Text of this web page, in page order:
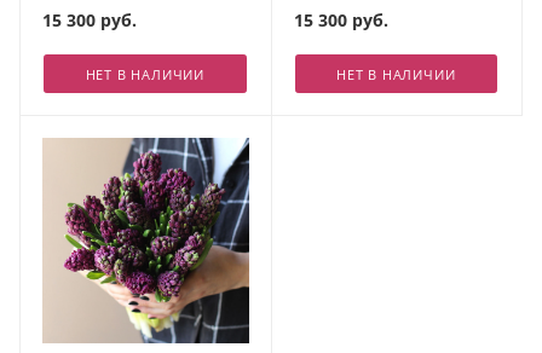
15 300 руб.
НЕТ В НАЛИЧИИ
15 300 руб.
НЕТ В НАЛИЧИИ